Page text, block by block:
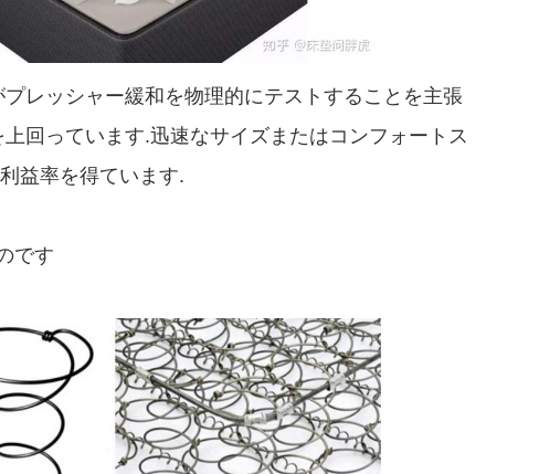
レッシャー緩和を物理的にテストすることを主張
回っています.迅速なサイズまたはコンフォートス
益率を得ています.
です